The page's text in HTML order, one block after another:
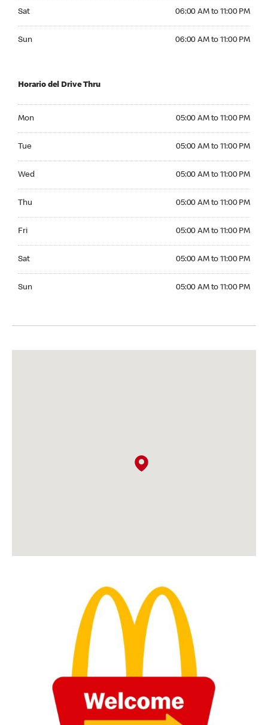
Sat 06:00 AM to 11:00 PM
Sun 06:00 AM to 11:00 PM
Horario del Drive Thru
Mon 05:00 AM to 11:00 PM
Tue 05:00 AM to 11:00 PM
Wed 05:00 AM to 11:00 PM
Thu 05:00 AM to 11:00 PM
Fri 05:00 AM to 11:00 PM
Sat 05:00 AM to 11:00 PM
Sun 05:00 AM to 11:00 PM